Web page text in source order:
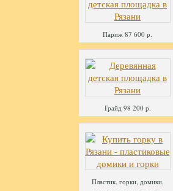
Париж 87 600 р.
Грайд 98 200 р.
Пластик. горки, домики,